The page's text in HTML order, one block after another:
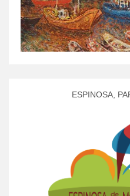
ESPINOSA,